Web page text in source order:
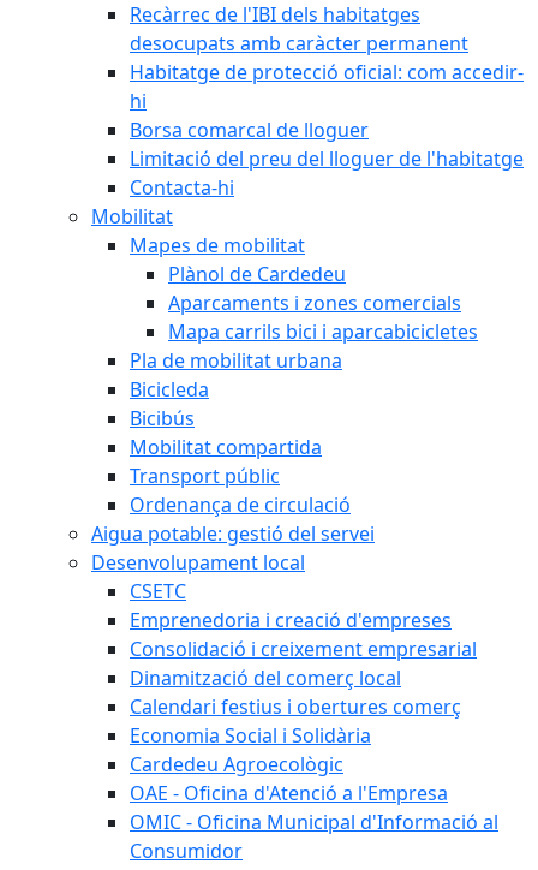
Recàrrec de l'IBI dels habitatges
desocupats amb caràcter permanent
Habitatge de protecció oficial: com accedir-
hi
Borsa comarcal de lloguer
Limitació del preu del lloguer de l'habitatge
Contacta-hi
Mobilitat
Mapes de mobilitat
Plànol de Cardedeu
Aparcaments i zones comercials
Mapa carrils bici i aparcabicicletes
Pla de mobilitat urbana
Bicicleda
Bicibús
Mobilitat compartida
Transport públic
Ordenança de circulació
Aigua potable: gestió del servei
Desenvolupament local
CSETC
Emprenedoria i creació d'empreses
Consolidació i creixement empresarial
Dinamització del comerç local
Calendari festius i obertures comerç
Economia Social i Solidària
Cardedeu Agroecològic
OAE - Oficina d'Atenció a l'Empresa
OMIC - Oficina Municipal d'Informació al
Consumidor